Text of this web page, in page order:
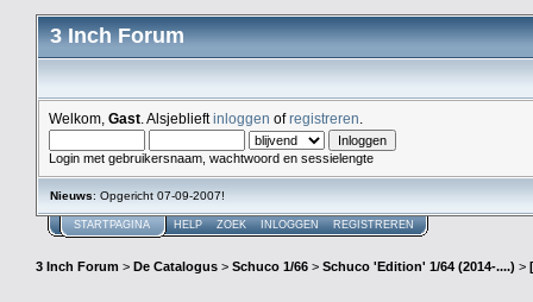
3 Inch Forum
Welkom, Gast . Alsjeblieftinloggen ofregistreren
Login met gebruikersnaam, wachtwoord en sessielengte
Nieuws: Opgericht 07-09-2007!
STARTPAGINA HELP ZOEK INLOGGEN REGISTREREN
3 Inch Forum > De Catalogus > Schuco 1/66 > Schuco 'Edition' 1/64 (2014-....) >